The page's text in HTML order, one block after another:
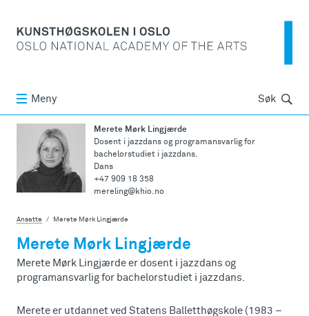
Meny Søk Søk
Merete Mørk Lingjærde
Dosent i jazzdans og programansvarlig for
bachelorstudiet i jazzdans.
Dans
+47 909 18 358
mereling@khio.no
Ansatte Merete Mørk Lingjærde
Merete Mørk Lingjærde
Merete Mørk Lingjærde er dosent i jazzdans og
programansvarlig for bachelorstudiet i jazzdans.
Merete er utdannet ved Statens Balletthøgskole (1983 –